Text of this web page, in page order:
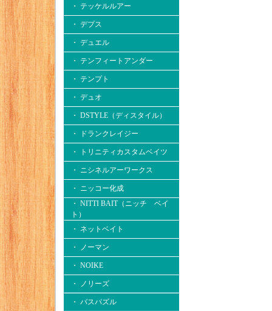
・ テッケルルアー
・ デプス
・ デュエル
・ テンフィートアンダー
・ テンプト
・ デュオ
・ DSTYLE（ディスタイル）
・ ドランクレイジー
・ トリニティカスタムベイツ
・ ニシネルアーワークス
・ ニッコー化成
・ NITTI BAIT（ニッチ ベイ
ト）
・ ネットベイト
・ ノーマン
・ NOIKE
・ ノリーズ
・ バスパズル